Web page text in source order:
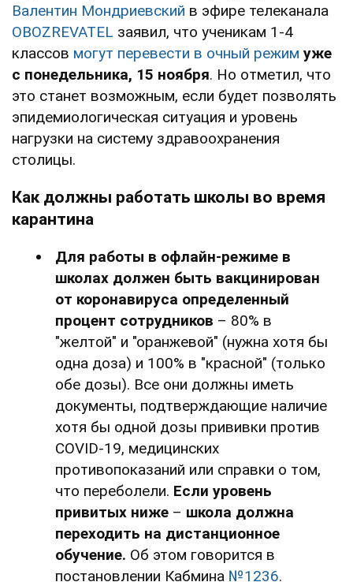
Валентин Мондриевский в эфире телеканала
OBOZREVATEL заявил, что ученикам 1-4
классов могут перевести в очный режим уже
с понедельника, 15 ноября. Но отметил, что
это станет возможным, если будет позволять
эпидемиологическая ситуация и уровень
нагрузки на систему здравоохранения
столицы.
Как должны работать школы во время
карантина
Для работы в офлайн-режиме в
школах должен быть вакцинирован
от коронавируса определенный
процент сотрудников – 80% в
"желтой" и "оранжевой" (нужна хотя бы
одна доза) и 100% в "красной" (только
обе дозы). Все они должны иметь
документы, подтверждающие наличие
хотя бы одной дозы прививки против
COVID-19, медицинских
противопоказаний или справки о том,
что переболели. Если уровень
привитых ниже – школа должна
переходить на дистанционное
обучение. Об этом говорится в
постановлении Кабмина №1236.